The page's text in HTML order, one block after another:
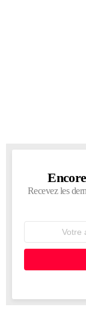
Recevez les
courrier